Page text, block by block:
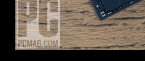
常见问题解答
联系我们
隐私政策